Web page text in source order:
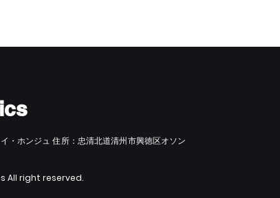
・ホンジュ 住所：忠清北道清州市興徳区オソン
All right reserved.